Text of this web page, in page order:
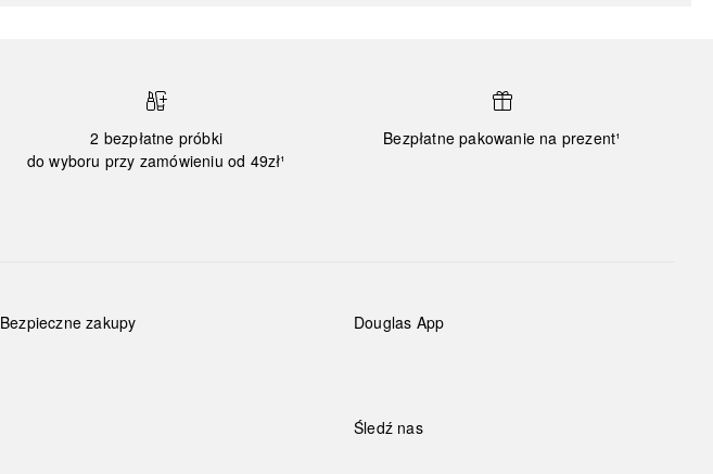
2 bezpłatne próbki
do wyboru przy zamówieniu od 49zł¹
Bezpłatne pakowanie na prezent¹
Bezpieczne zakupy Douglas App
Śledź nas